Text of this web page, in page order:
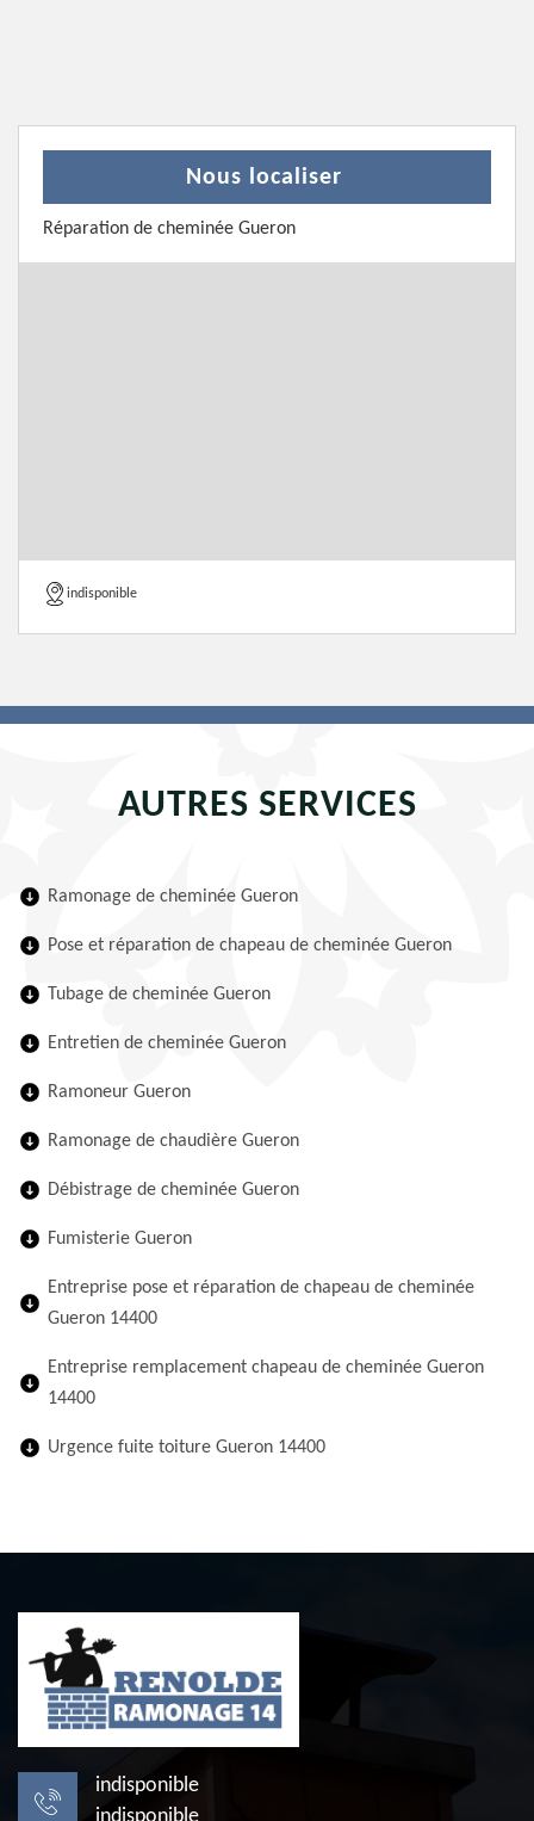
Nous localiser
Réparation de cheminée Gueron
indisponible
AUTRES SERVICES
Ramonage de cheminée Gueron
Pose et réparation de chapeau de cheminée Gueron
Tubage de cheminée Gueron
Entretien de cheminée Gueron
Ramoneur Gueron
Ramonage de chaudière Gueron
Débistrage de cheminée Gueron
Fumisterie Gueron
Entreprise pose et réparation de chapeau de cheminée
Gueron 14400
Entreprise remplacement chapeau de cheminée Gueron
14400
Urgence fuite toiture Gueron 14400
indisponible